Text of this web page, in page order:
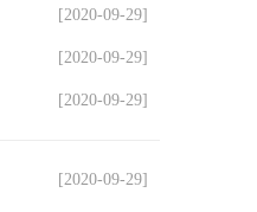
[2020-09-29]
[2020-09-29]
[2020-09-29]
[2020-09-29]